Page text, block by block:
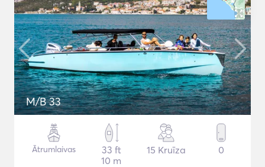
M/B 33
Ātrumlaivas
33 ft
10 m
15 Kruīza 0